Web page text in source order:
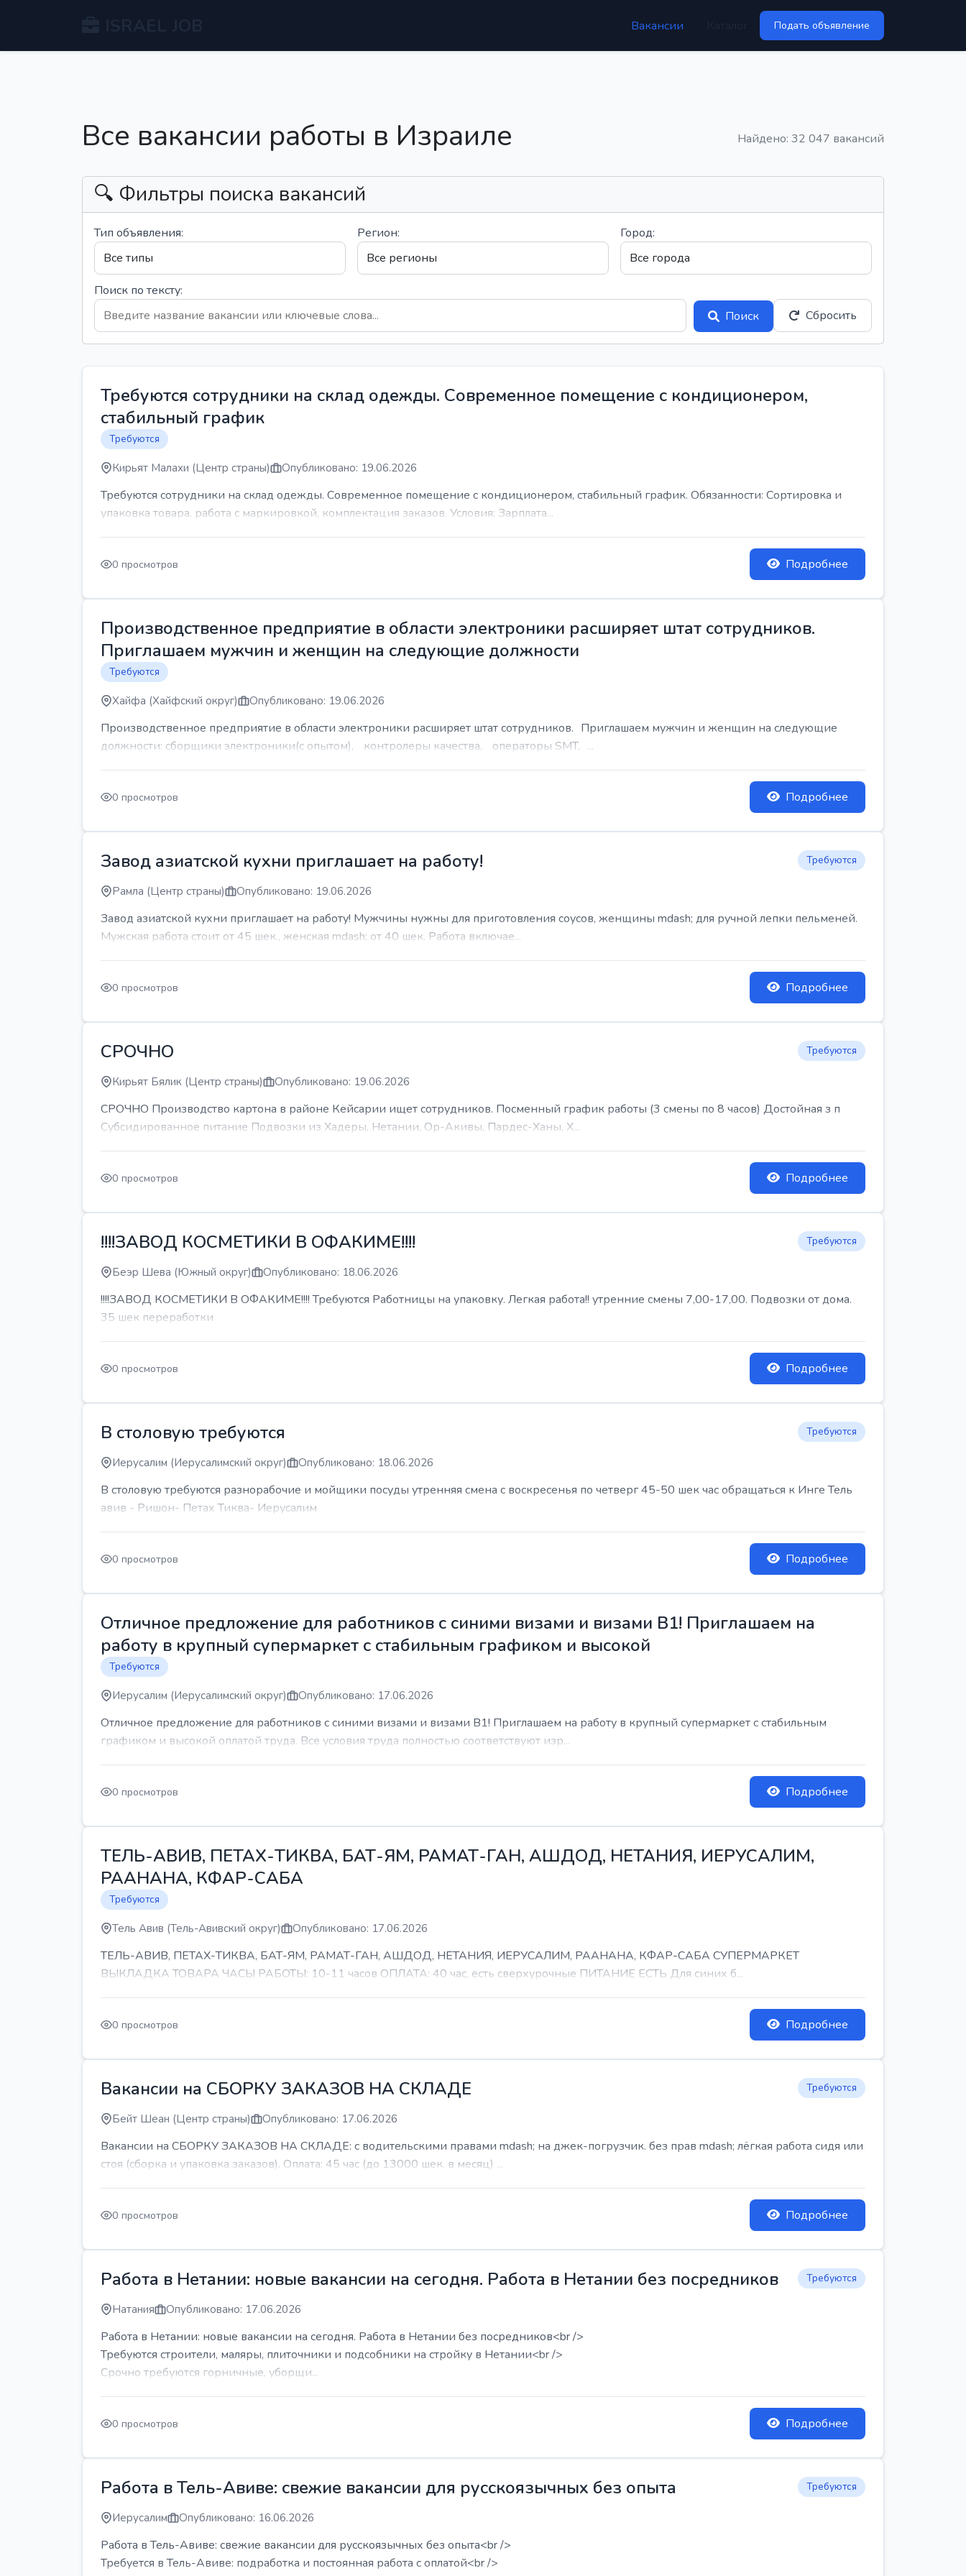
Вакансии Подать объявление
Все вакансии работы в Израиле Найдено: 32 047 вакансий
🔍 Фильтры поиска вакансий
Тип объявления: Регион: Город:
Поиск по тексту:
Поиск
Сбросить
Требуются сотрудники на склад одежды. Современное помещение с кондиционером,
стабильный график
Требуются
Кирьят Малахи (Центр страны) Опубликовано: 19.06.2026
Требуются сотрудники на склад одежды. Современное помещение с кондиционером, стабильный график. Обязанности: Сортировка и
упаковка товара, работа с маркировкой, комплектация заказов. Условия: Зарплата...
0 просмотров Подробнее
Производственное предприятие в области электроники расширяет штат сотрудников.
Приглашаем мужчин и женщин на следующие должности
Требуются
Хайфа (Хайфский округ) Опубликовано: 19.06.2026
Производственное предприятие в области электроники расширяет штат сотрудников. Приглашаем мужчин и женщин на следующие
должности: сборщики электроники(с опытом), контролеры качества, операторы SMT, ...
0 просмотров Подробнее
Завод азиатской кухни приглашает на работу! Требуются
Рамла (Центр страны) Опубликовано: 19.06.2026
Завод азиатской кухни приглашает на работу! Мужчины нужны для приготовления соусов, женщины mdash; для ручной лепки пельменей.
Мужская работа стоит от 45 шек., женская mdash; от 40 шек. Работа включае...
0 просмотров Подробнее
СРОЧНО Требуются
Кирьят Бялик (Центр страны) Опубликовано: 19.06.2026
СРОЧНО Производство картона в районе Кейсарии ищет сотрудников. Посменный график работы (3 смены по 8 часов) Достойная з п
Субсидированное питание Подвозки из Хадеры, Нетании, Ор-Акивы, Пардес-Ханы, Х...
0 просмотров Подробнее
!!!!ЗАВОД КОСМЕТИКИ В ОФАКИМЕ!!!! Требуются
Беэр Шева (Южный округ) Опубликовано: 18.06.2026
!!!!ЗАВОД КОСМЕТИКИ В ОФАКИМЕ!!!! Требуются Работницы на упаковку. Легкая работа!! утренние смены 7,00-17,00. Подвозки от дома.
35 шек переработки
0 просмотров Подробнее
В столовую требуются Требуются
Иерусалим (Иерусалимский округ) Опубликовано: 18.06.2026
В столовую требуются разнорабочие и мойщики посуды утренняя смена с воскресенья по четверг 45-50 шек час обращаться к Инге Тель
авив - Ришон- Петах Тиква- Иерусалим
0 просмотров Подробнее
Отличное предложение для работников с синими визами и визами B1! Приглашаем на
работу в крупный супермаркет с стабильным графиком и высокой
Требуются
Иерусалим (Иерусалимский округ) Опубликовано: 17.06.2026
Отличное предложение для работников с синими визами и визами B1! Приглашаем на работу в крупный супермаркет с стабильным
графиком и высокой оплатой труда. Все условия труда полностью соответствуют изр...
0 просмотров Подробнее
ТЕЛЬ-АВИВ, ПЕТАХ-ТИКВА, БАТ-ЯМ, РАМАТ-ГАН, АШДОД, НЕТАНИЯ, ИЕРУСАЛИМ,
РААНАНА, КФАР-САБА
Требуются
Тель Авив (Тель-Авивский округ) Опубликовано: 17.06.2026
ТЕЛЬ-АВИВ, ПЕТАХ-ТИКВА, БАТ-ЯМ, РАМАТ-ГАН, АШДОД, НЕТАНИЯ, ИЕРУСАЛИМ, РААНАНА, КФАР-САБА СУПЕРМАРКЕТ
ВЫКЛАДКА ТОВАРА ЧАСЫ РАБОТЫ: 10-11 часов ОПЛАТА: 40 час, есть сверхурочные ПИТАНИЕ ЕСТЬ Для синих б...
0 просмотров Подробнее
Вакансии на СБОРКУ ЗАКАЗОВ НА СКЛАДЕ Требуются
Бейт Шеан (Центр страны) Опубликовано: 17.06.2026
Вакансии на СБОРКУ ЗАКАЗОВ НА СКЛАДЕ: с водительскими правами mdash; на джек-погрузчик. без прав mdash; лёгкая работа сидя или
стоя (сборка и упаковка заказов). Оплата: 45 час (до 13000 шек. в месяц) ...
0 просмотров Подробнее
Работа в Нетании: новые вакансии на сегодня. Работа в Нетании без посредников Требуются
Натания Опубликовано: 17.06.2026
Работа в Нетании: новые вакансии на сегодня. Работа в Нетании без посредников<br />
Требуются строители, маляры, плиточники и подсобники на стройку в Нетании<br />
Срочно требуются горничные, уборщи...
0 просмотров Подробнее
Работа в Тель-Авиве: свежие вакансии для русскоязычных без опыта Требуются
Иерусалим Опубликовано: 16.06.2026
Работа в Тель-Авиве: свежие вакансии для русскоязычных без опыта<br />
Требуется в Тель-Авиве: подработка и постоянная работа с оплатой<br />